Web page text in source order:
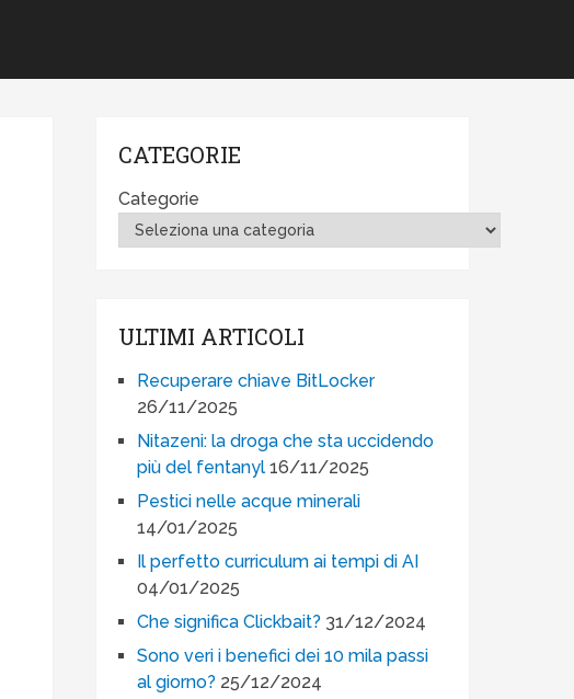
CATEGORIE
Categorie
ULTIMI ARTICOLI
Recuperare chiave BitLocker
26/11/2025
Nitazeni: la droga che sta uccidendo
più del fentanyl 16/11/2025
Pestici nelle acque minerali
14/01/2025
Il perfetto curriculum ai tempi di AI
04/01/2025
Che significa Clickbait? 31/12/2024
Sono veri i benefici dei 10 mila passi
al giorno? 25/12/2024